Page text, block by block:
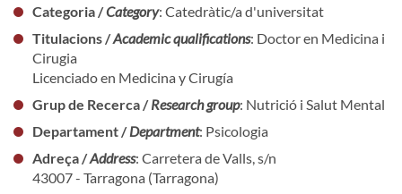
Categoria /Category: Catedràtic/a d'universitat
Titulacions /Academic qualifications: Doctor en Medicina i
Cirugia
Licenciado en Medicina y Cirugía
Grup de Recerca /Research group: Nutrició i Salut Mental
Departament /Department: Psicologia
Adreça /Address: Carretera de Valls, s/n
43007 - Tarragona (Tarragona)